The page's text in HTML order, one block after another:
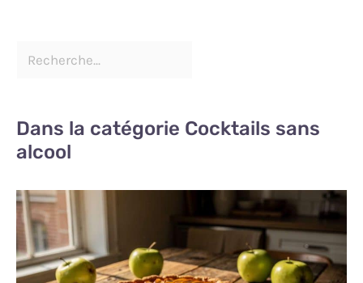
Dans la catégorie Cocktails sans
alcool